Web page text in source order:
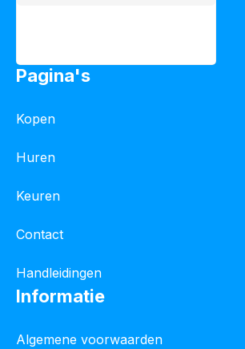
Pagina's
Kopen
Huren
Keuren
Contact
Handleidingen
Informatie
Algemene voorwaarden